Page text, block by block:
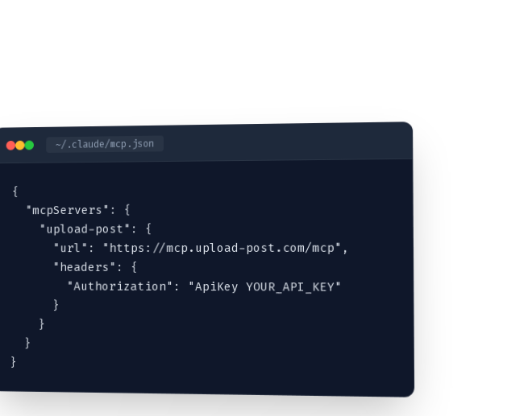
~/.claude/mcp.json
{
  "mcpServers": {
    "upload-post": {
      "url": "https://mcp.upload-post.com/mcp",
      "headers": {
        "Authorization": "ApiKey YOUR_API_KEY"
      }
    }
  }
}